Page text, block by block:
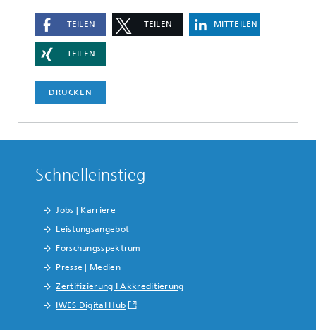
TEILEN TEILEN MITTEILEN
TEILEN
DRUCKEN
Schnelleinstieg
Jobs | Karriere
Leistungsangebot
Forschungsspektrum
Presse | Medien
Zertifizierung I Akkreditierung
IWES Digital Hub